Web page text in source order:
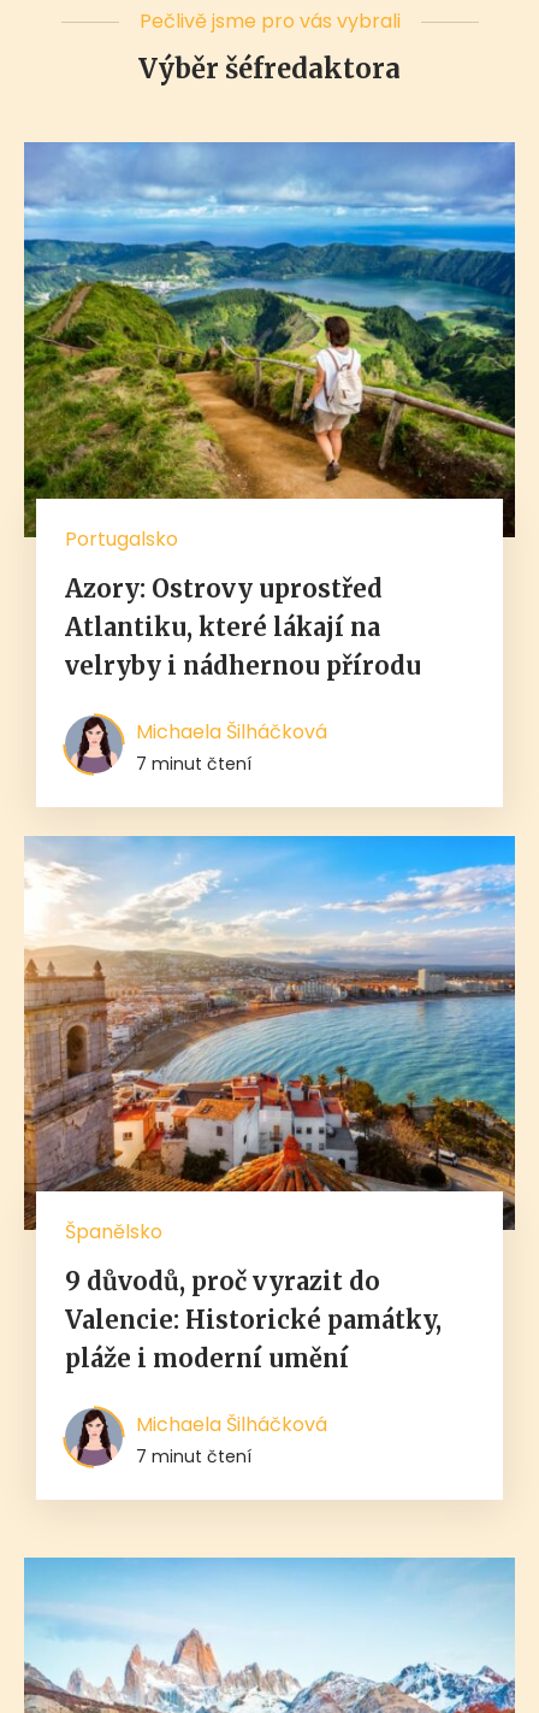
Pečlivě jsme pro vás vybrali
Výběr šéfredaktora
Portugalsko
Azory: Ostrovy uprostřed
Atlantiku, které lákají na
velryby i nádhernou přírodu
Michaela Šilháčková
7 minut čtení
Španělsko
9 důvodů, proč vyrazit do
Valencie: Historické památky,
pláže i moderní umění
Michaela Šilháčková
7 minut čtení